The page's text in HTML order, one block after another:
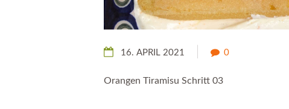
16. APRIL 2021 0
Orangen Tiramisu Schritt 03